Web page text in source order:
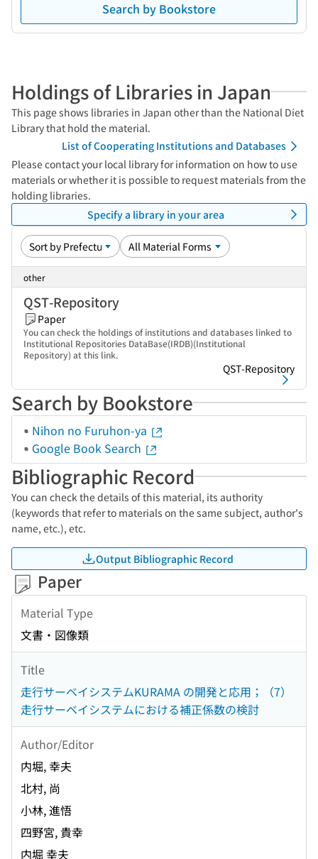
Search by Bookstore
Holdings of Libraries in Japan
This page shows libraries in Japan other than the National Diet
Library that hold the material.
List of Cooperating Institutions and Databases
Please contact your local library for information on how to use
materials or whether it is possible to request materials from the
holding libraries.
Specify a library in your area
other
QST-Repository
Paper
You can check the holdings of institutions and databases linked to
Institutional Repositories DataBase(IRDB)(Institutional
Repository) at this link.
QST-Repository
Search by Bookstore
Nihon no Furuhon-ya
Google Book Search
Bibliographic Record
You can check the details of this material, its authority
(keywords that refer to materials on the same subject, author's
name, etc.), etc.
Output Bibliographic Record
Paper
Material Type
文書・図像類
Title
走行サーベイシステムKURAMA の開発と応用；（7）
走行サーベイシステムにおける補正係数の検討
Author/Editor
内堀, 幸夫
北村, 尚
小林, 進悟
四野宮, 貴幸
内堀 幸夫